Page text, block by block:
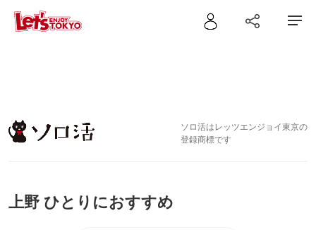
ソロ活はレッツエンジョイ東京の
登録商標です
上野 ひとりにおすすめ